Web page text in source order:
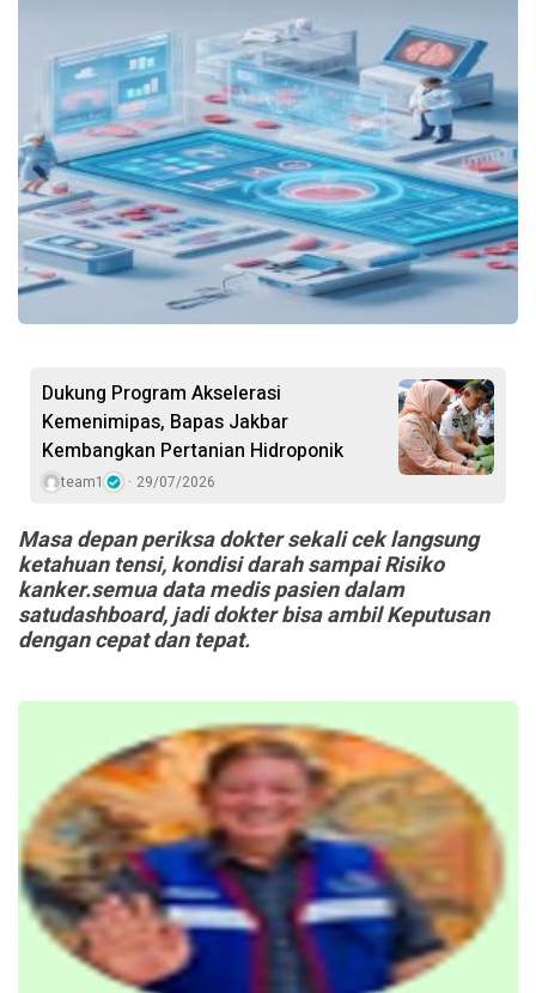
Dukung Program Akselerasi
Kemenimipas, Bapas Jakbar
Kembangkan Pertanian Hidroponik
team1 29/07/2026
Masa depan periksa dokter sekali cek langsung
ketahuan tensi, kondisi darah sampai Risiko
kanker.semua data medis pasien dalam
satudashboard, jadi dokter bisa ambil Keputusan
dengan cepat dan tepat.